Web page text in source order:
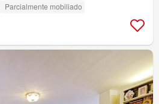
Parcialmente mobiliado